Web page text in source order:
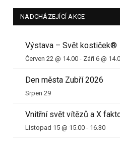
NADCHÁZEJÍCÍ AKCE
Výstava – Svět kostiček®
Červen 22 @ 14.00 - Září 6 @
Den města Zubří 2026
Srpen 29
Vnitřní svět vítězů a X
Listopad 15 @ 15.00 - 16.30